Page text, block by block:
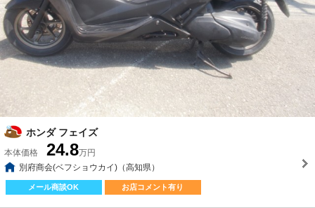
ホンダ フェイズ
本体価格 24.8万円
別府商会(ベフショウカイ)（高知県）
メール商談OK お店コメント有り